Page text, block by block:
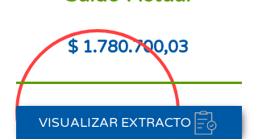
$ 1.780.700,03
VISUALIZAR EXTRACTO